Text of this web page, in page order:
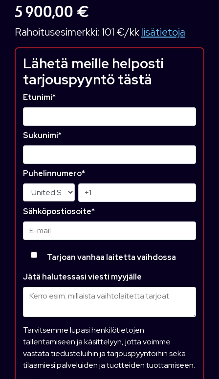
5 900,00 €
Rahoitusesimerkki:101 €/kklisätietoja
Lähetä meille helposti
tarjouspyyntö tästä
Etunimi*
Sukunimi*
Puhelinnumero*
Sähköpostiosoite*
Tarjoan vanhaa laitetta vaihdossa
Jätä halutessasi viesti myyjälle
Tarvitsemme lupasi henkilötietojen
tallentamiseen ja käsittelyyn, jotta voimme
vastata tiedusteluihin ja tarjouspyyntöihin sekä
tilaamiesi palveluiden ja tuotteiden tuottamiseen.